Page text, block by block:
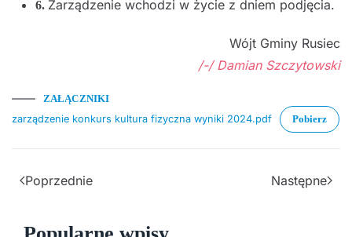
6. Zarządzenie wchodzi w życie z dniem podjęcia.
Wójt Gminy Rusiec
/-/ Damian Szczytowski
ZAŁĄCZNIKI
zarządzenie konkurs kultura fizyczna wyniki 2024.pdf
Pobierz
Poprzednie Następne